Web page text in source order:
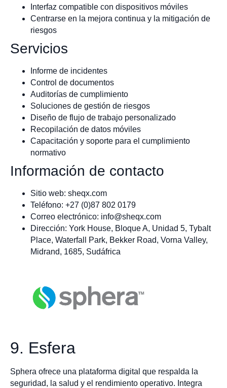
Interfaz compatible con dispositivos móviles
Centrarse en la mejora continua y la mitigación de
riesgos
Servicios
Informe de incidentes
Control de documentos
Auditorías de cumplimiento
Soluciones de gestión de riesgos
Diseño de flujo de trabajo personalizado
Recopilación de datos móviles
Capacitación y soporte para el cumplimiento
normativo
Información de contacto
Sitio web: sheqx.com
Teléfono: +27 (0)87 802 0179
Correo electrónico: info@sheqx.com
Dirección: York House, Bloque A, Unidad 5, Tybalt
Place, Waterfall Park, Bekker Road, Vorna Valley,
Midrand, 1685, Sudáfrica
9. Esfera
Sphera ofrece una plataforma digital que respalda la
seguridad, la salud y el rendimiento operativo. Integra